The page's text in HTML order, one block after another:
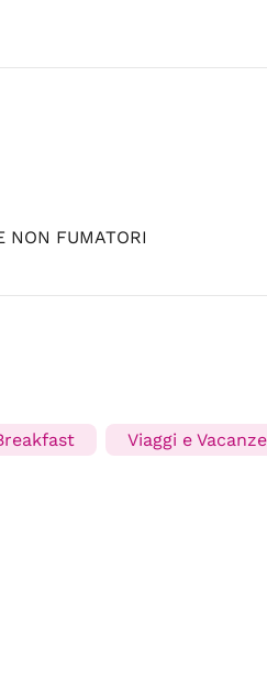
NON FUMATORI
Viaggi e Vacanze